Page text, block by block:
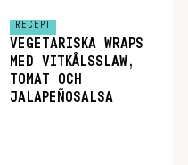
RECEPT
VEGETARISKA WRAPS
MED VITKÅLSSLAW,
TOMAT OCH
JALAPEÑOSALSA